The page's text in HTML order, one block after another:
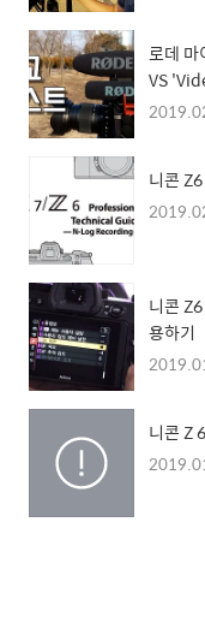
로데
VS
니콘
니콘
용하기
니콘 Z